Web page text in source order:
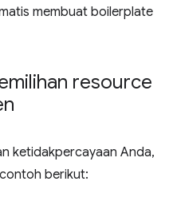
membuat boilerplate
resource
ketidakpercayaan Anda,
berikut: